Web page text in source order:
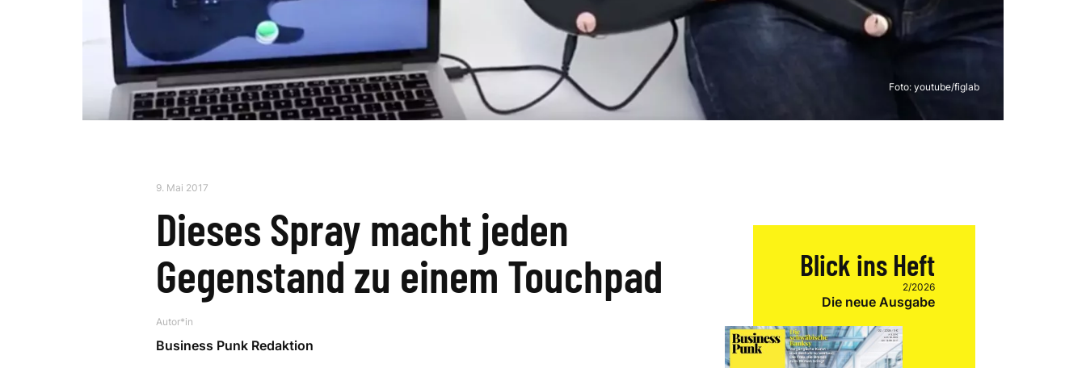
Foto: youtube/figlab
9. Mai 2017
Dieses Spray macht jeden
Gegenstand zu einem Touchpad
Autor*in
Business Punk Redaktion
Blick ins Heft
2/2026
Die neue Ausgabe